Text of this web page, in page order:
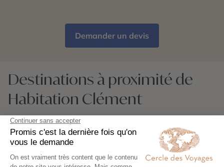
Demander un devis
Destinations à proximité de
Habitation Clément